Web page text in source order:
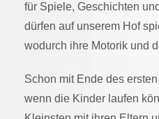
für Spiele, Geschichten
dürfen auf unserem Hof
wodurch ihre Motorik und
Schon mit Ende des
wenn die Kinder laufen